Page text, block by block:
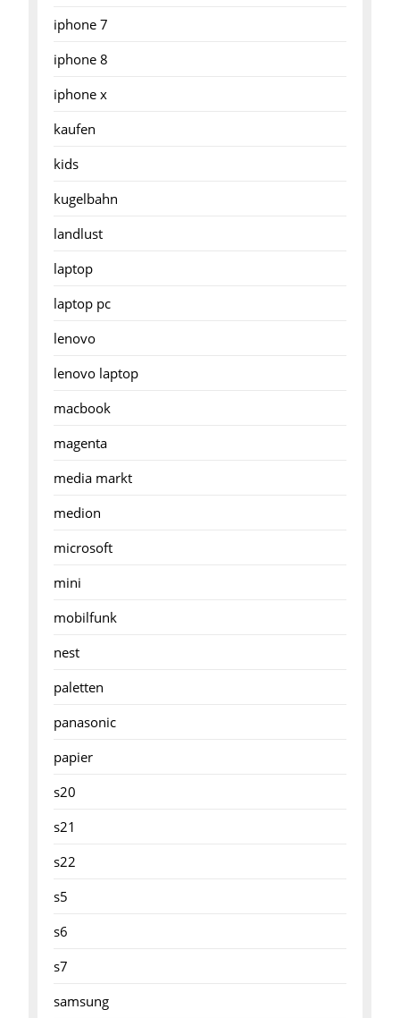
iphone 7
iphone 8
iphone x
kaufen
kids
kugelbahn
landlust
laptop
laptop pc
lenovo
lenovo laptop
macbook
magenta
media markt
medion
microsoft
mini
mobilfunk
nest
paletten
panasonic
papier
s20
s21
s22
s5
s6
s7
samsung